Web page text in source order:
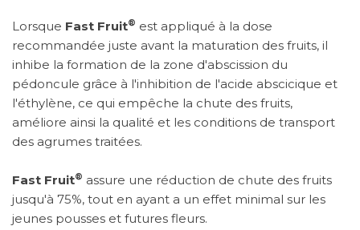
Lorsque Fast Fruit® est appliqué à la dose
recommandée juste avant la maturation des fruits, il
inhibe la formation de la zone d'abscission du
pédoncule grâce à l'inhibition de l'acide abscicique et
l'éthylène, ce qui empêche la chute des fruits,
améliore ainsi la qualité et les conditions de transport
des agrumes traitées.
Fast Fruit® assure une réduction de chute des fruits
jusqu'à 75%, tout en ayant a un effet minimal sur les
jeunes pousses et futures fleurs.